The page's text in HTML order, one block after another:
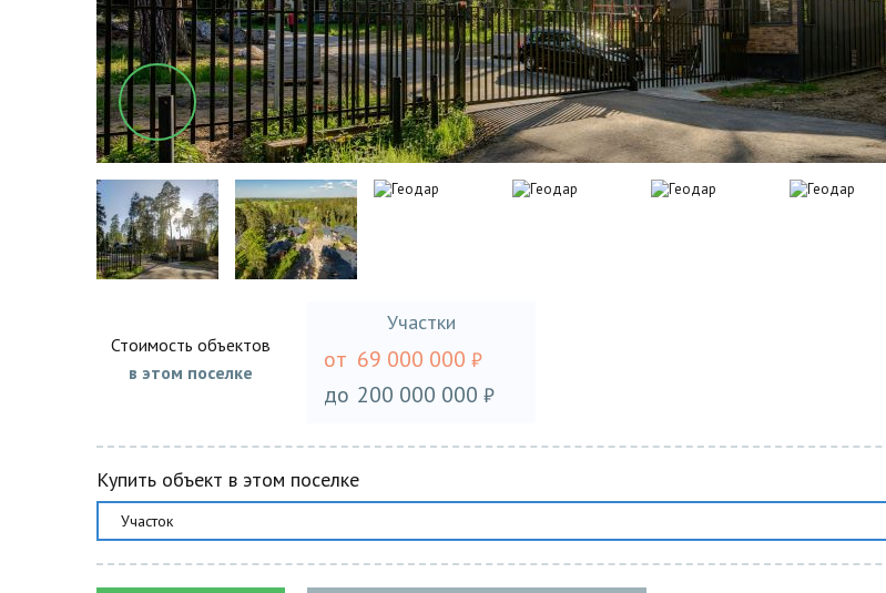
Стоимость объектов
в этом поселке
Участки
от 69 000 000 ₽
до 200 000 000 ₽
Купить объект в этом поселке
Участок